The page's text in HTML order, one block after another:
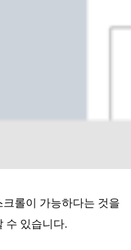
롤이 가능하다는 것을
수 있습니다.